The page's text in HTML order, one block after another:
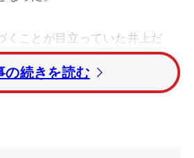
くことが目立っていた井上だ
事にクリアした。最終18番では
ーディ締め。「いえーい！
とうと思って、気持ちよく終わ
ディとボギーが1つずつ、後半
の続きを読む